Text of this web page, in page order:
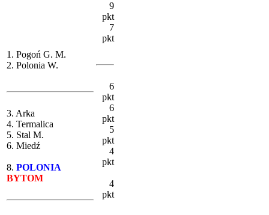
1. Pogoń G. M.
2. Polonia W.
3. Arka
4. Termalica
5. Stal M.
6. Miedź
8. POLONIA
BYTOM
9
pkt
7
pkt
6
pkt
6
pkt
5
pkt
4
pkt
4
pkt